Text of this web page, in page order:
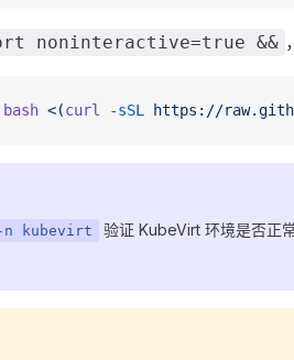
noninteractive=true &&
bash <(curl -sSL https://
n kubevirt
验证 KubeVirt 环境是否正